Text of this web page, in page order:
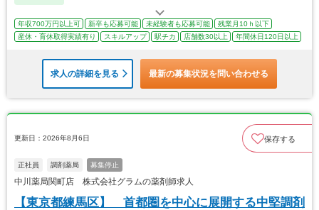
年収700万円以上可 新卒も応募可能 未経験者も応募可能
残業月10ｈ以下
産休・育休取得実績有り
スキルアップ 駅チカ 店舗数30以上 年間休日120日以上
求人の詳細を見る 最新の募集状況を問い合わせる
更新日：2026年8月6日 保存する
正社員 調剤薬局 募集停止
中川薬局関町店 株式会社グラムの薬剤師求人
【東京都練馬区】 首都圏を中心に展開する中堅調剤